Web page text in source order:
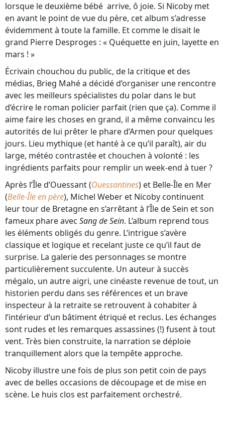
lorsque le deuxième bébé arrive, ô joie. Si Nicoby met
en avant le point de vue du père, cet album s’adresse
évidemment à toute la famille. Et comme le disait le
grand Pierre Desproges : « Quéquette en juin, layette en
mars ! »
Écrivain chouchou du public, de la critique et des
médias, Brieg Mahé a décidé d’organiser une rencontre
avec les meilleurs spécialistes du polar dans le but
d’écrire le roman policier parfait (rien que ça). Comme il
aime faire les choses en grand, il a même convaincu les
autorités de lui prêter le phare d’Armen pour quelques
jours. Lieu mythique (et hanté à ce qu’il paraît), air du
large, météo contrastée et chouchen à volonté : les
ingrédients parfaits pour remplir un week-end à tuer ?
Après l’Île d’Ouessant (Ouessantines) et Belle-Île en Mer
(Belle-Île en père), Michel Weber et Nicoby continuent
leur tour de Bretagne en s’arrêtant à l’Île de Sein et son
fameux phare avec Sang de Sein. L’album reprend tous
les éléments obligés du genre. L’intrigue s’avère
classique et logique et recelant juste ce qu’il faut de
surprise. La galerie des personnages se montre
particulièrement succulente. Un auteur à succès
mégalo, un autre aigri, une cinéaste revenue de tout, un
historien perdu dans ses références et un brave
inspecteur à la retraite se retrouvent à cohabiter à
l’intérieur d’un bâtiment étriqué et reclus. Les échanges
sont rudes et les remarques assassines (!) fusent à tout
vent. Très bien construite, la narration se déploie
tranquillement alors que la tempête approche.
Nicoby illustre une fois de plus son petit coin de pays
avec de belles occasions de découpage et de mise en
scène. Le huis clos est parfaitement orchestré.